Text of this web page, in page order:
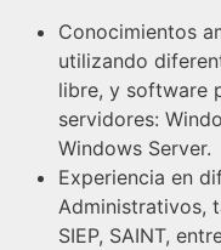
Conocimientos
utilizando
libre, y software
servidores:
Windows Server.
Experiencia en
Administrativos,
SIEP, SAINT,